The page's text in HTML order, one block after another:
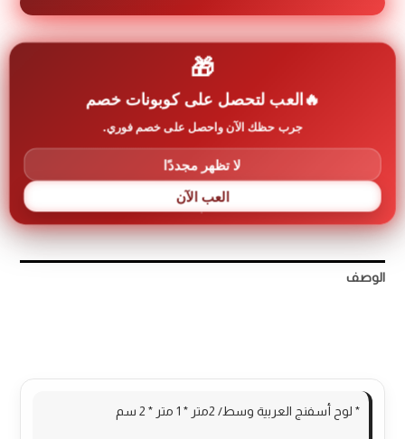
2متر
1
nablcy-0050
العلامة التجارية: اخرى Other
الوصف
* لوح أسفنج العربية وسط/ 2متر * 1 متر * 2 سم
🎁
العب لتحصل على كوبونات خصم
جرب حظك الآن واحصل على خصم فوري.
لا تظهر مجددًا
العب الآن